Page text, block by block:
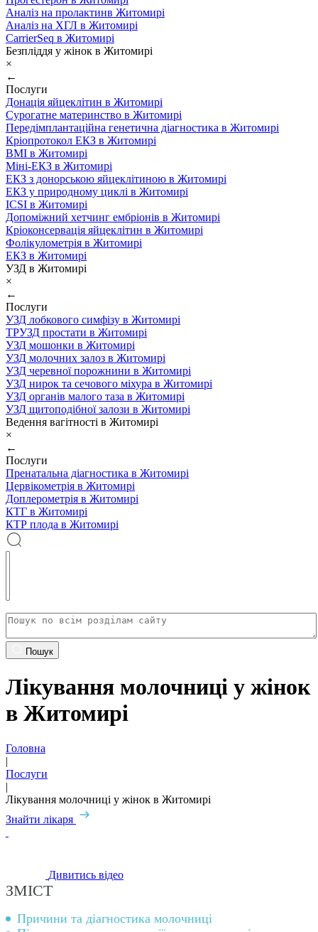
Аналіз на пролактинв Житомирі
Аналіз на ХГЛ в Житомирі
CarrierSeq в Житомирі
Безпліддя у жінок в Житомирі
×
←
Послуги
Донація яйцеклітин в Житомирі
Сурогатне материнство в Житомирі
Передімплантаційна генетична діагностика в Житомирі
Кріопротокол ЕКЗ в Житомирі
ВМІ в Житомирі
Міні-ЕКЗ в Житомирі
ЕКЗ з донорською яйцеклітиною в Житомирі
ЕКЗ у природному циклі в Житомирі
ICSI в Житомирі
Допоміжний хетчинг ембріонів в Житомирі
Кріоконсервація яйцеклітин в Житомирі
Фолікулометрія в Житомирі
ЕКЗ в Житомирі
УЗД в Житомирі
×
←
Послуги
УЗД лобкового симфізу в Житомирі
ТРУЗД простати в Житомирі
УЗД мошонки в Житомирі
УЗД молочних залоз в Житомирі
УЗД черевної порожнини в Житомирі
УЗД нирок та сечового міхура в Житомирі
УЗД органів малого таза в Житомирі
УЗД щитоподібної залози в Житомирі
Ведення вагітності в Житомирі
×
←
Послуги
Пренатальна діагностика в Житомирі
Цервікометрія в Житомирі
Доплерометрія в Житомирі
КТГ в Житомирі
КТР плода в Житомирі
Пошук
Лікування молочниці у жінок
в Житомирі
Головна
|
Послуги
|
Лікування молочниці у жінок в Житомирі
Знайти лікаря
Дивитись відео
ЗМІСТ
Причини та діагностика молочниці